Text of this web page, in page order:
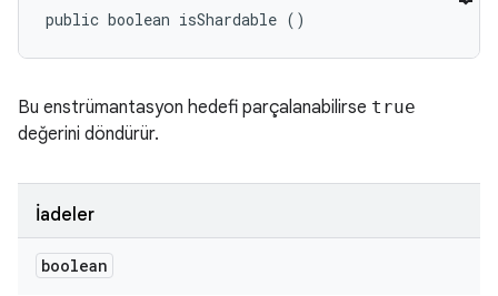
public boolean isShardable ()
Bu enstrümantasyon hedefi parçalanabilirse true
değerini döndürür.
İadeler
boolean